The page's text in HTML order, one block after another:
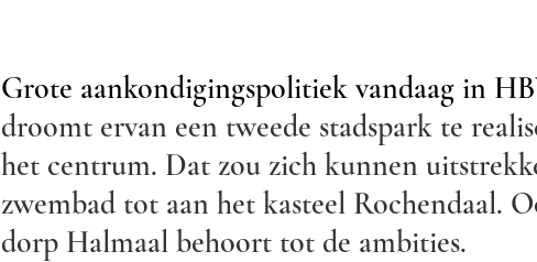
Grote aankondigingspolitiek vandaag in
droomt ervan een tweede stadspark te
het centrum. Dat zou zich kunnen
zwembad tot aan het kasteel Rochendaal.
dorp Halmaal behoort tot de ambities.